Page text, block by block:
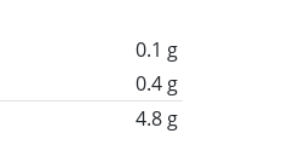
0.1 g
0.4 g
4.8 g